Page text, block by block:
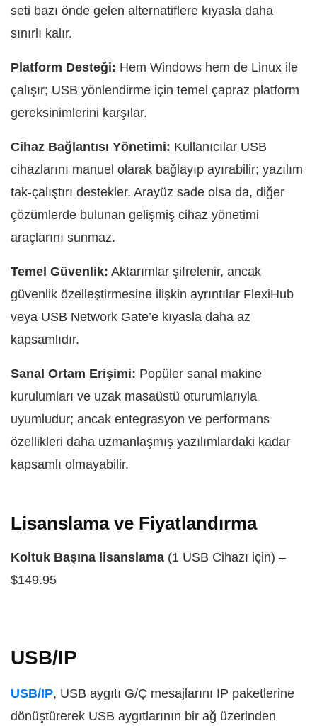
seti bazı önde gelen alternatiflere kıyasla daha
sınırlı kalır.
Platform Desteği: Hem Windows hem de Linux ile
çalışır; USB yönlendirme için temel çapraz platform
gereksinimlerini karşılar.
Cihaz Bağlantısı Yönetimi: Kullanıcılar USB
cihazlarını manuel olarak bağlayıp ayırabilir; yazılım
tak-çalıştırı destekler. Arayüz sade olsa da, diğer
çözümlerde bulunan gelişmiş cihaz yönetimi
araçlarını sunmaz.
Temel Güvenlik: Aktarımlar şifrelenir, ancak
güvenlik özelleştirmesine ilişkin ayrıntılar FlexiHub
veya USB Network Gate’e kıyasla daha az
kapsamlıdır.
Sanal Ortam Erişimi: Popüler sanal makine
kurulumları ve uzak masaüstü oturumlarıyla
uyumludur; ancak entegrasyon ve performans
özellikleri daha uzmanlaşmış yazılımlardaki kadar
kapsamlı olmayabilir.
Lisanslama ve Fiyatlandırma
Koltuk Başına lisanslama (1 USB Cihazı için) –
$149.95
USB/IP
USB/IP, USB aygıtı G/Ç mesajlarını IP paketlerine
dönüştürerek USB aygıtlarının bir ağ üzerinden